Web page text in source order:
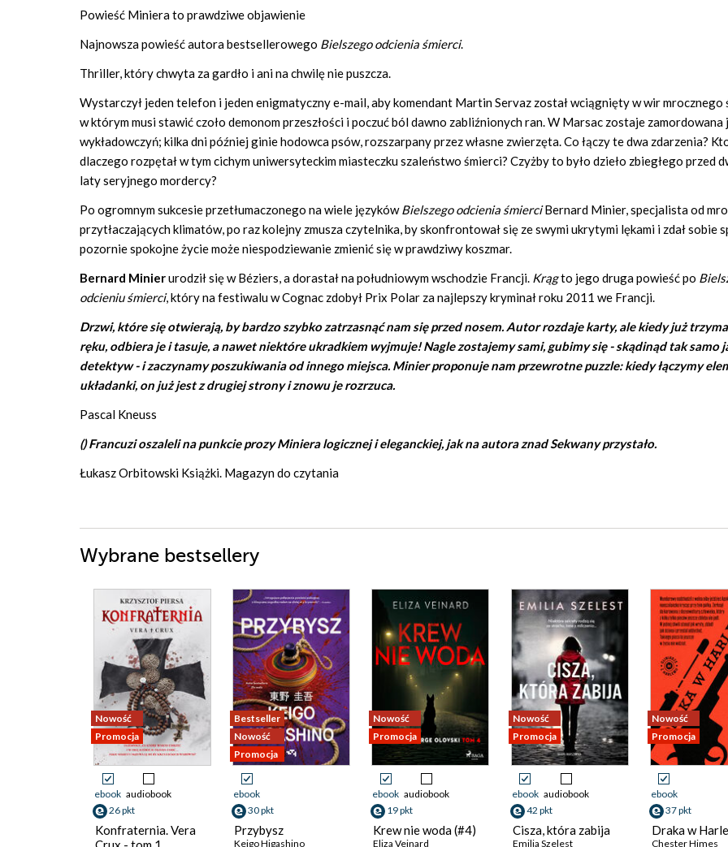
Powieść Miniera to prawdziwe objawienie
Najnowsza powieść autora bestsellerowego Bielszego odcienia śmierci.
Thriller, który chwyta za gardło i ani na chwilę nie puszcza.
Wystarczył jeden telefon i jeden enigmatyczny e-mail, aby komendant Martin Servaz został wciągnięty w wir mrocznego
w którym musi stawić czoło demonom przeszłości i poczuć ból dawno zabliźnionych ran. W Marsac zostaje zamordowana
wykładowczyń; kilka dni później ginie hodowca psów, rozszarpany przez własne zwierzęta. Co łączy te dwa zdarzenia?
dlaczego rozpętał w tym cichym uniwersyteckim miasteczku szaleństwo śmierci? Czyżby to było dzieło zbiegłego przed
laty seryjnego mordercy?
Po ogromnym sukcesie przetłumaczonego na wiele językówBielszego odcienia śmierciBernard Minier, specjalista od
przytłaczających klimatów, po raz kolejny zmusza czytelnika, by skonfrontował się ze swymi ukrytymi lękami i zdał sobie
pozornie spokojne życie może niespodziewanie zmienić się w prawdziwy koszmar.
Bernard Minierurodził się w Béziers, a dorastał na południowym wschodzie Francji. Krągto jego druga powieść po
odcieniu śmierci, który na festiwalu w Cognac zdobył Prix Polar za najlepszy kryminał roku 2011 we Francji.
Drzwi, które się otwierają, by bardzo szybko zatrzasnąć nam się przed nosem. Autor rozdaje karty, ale kiedy już
ręku, odbiera je i tasuje, a nawet niektóre ukradkiem wyjmuje! Nagle zostajemy sami, gubimy się - skądinąd tak samo
detektyw - i zaczynamy poszukiwania od innego miejsca. Minier proponuje nam przewrotne puzzle: kiedy łączymy
układanki, on już jest z drugiej strony i znowu je rozrzuca.
Pascal Kneuss
() Francuzi oszaleli na punkcie prozy Miniera logicznej i eleganckiej, jak na autora znad Sekwany przystało.
Łukasz Orbitowski Książki. Magazyn do czytania
Wybrane bestsellery
Nowość
Promocja
ebook audiobook
26 pkt
Konfraternia. Vera
Bestseller
Nowość
Promocja
ebook
30 pkt
Przybysz
Keigo Higashino
Nowość
Promocja
ebook audiobook
19 pkt
Krew nie woda (#4)
Eliza Veinard
Nowość
Promocja
ebook audiobook
42 pkt
Cisza, która zabija
Emilia Szelest
Nowość
Promocja
ebook
37 pkt
Draka w
Chester Himes